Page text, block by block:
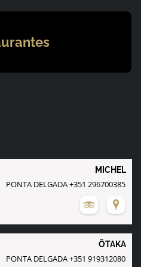
MICHEL
PONTA DELGADA +351 296700385
ÕTAKA
PONTA DELGADA +351 919312080